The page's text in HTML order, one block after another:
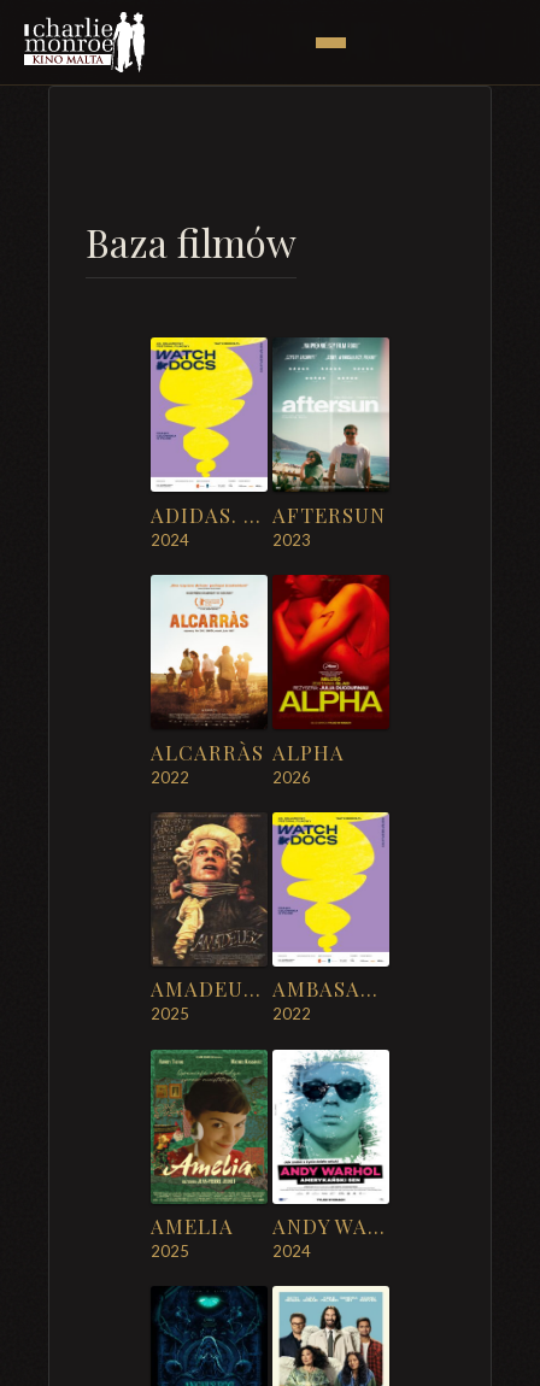
Baza filmów
ADIDAS. STAĆ CIĘ NA WIĘCEJ (WATCH DOCS)
2024
AFTERSUN
2023
ALCARRÀS
2022
ALPHA
2026
AMADEUSZ
2025
AMBASADORKA Z TIKTOKA (WATCH DOCS)
2022
AMELIA
2025
ANDY WARHOL. AMERYKAŃSKI SEN
2024